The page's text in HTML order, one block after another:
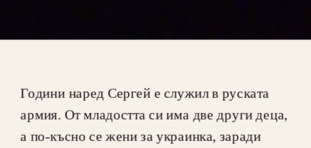
Години наред Сергей е служил в руската
армия. От младостта си има две други деца,
а по-късно се жени за украинка, заради